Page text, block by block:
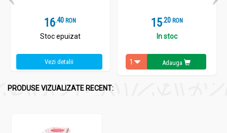
16.4 RON
Stoc epuizat
Vezi detalii
15.2 RON
In stoc
Adauga
PRODUSE VIZUALIZATE RECENT: